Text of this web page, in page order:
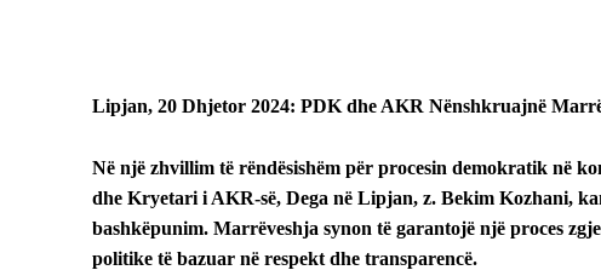
Lipjan, 20 Dhjetor 2024: PDK dhe AKR Nënshkruajnë
Në një zhvillim të rëndësishëm për procesin demokratik në
dhe Kryetari i AKR-së, Dega në Lipjan, z. Bekim Kozhani,
bashkëpunim. Marrëveshja synon të garantojë një proces
politike të bazuar në respekt dhe transparencë.